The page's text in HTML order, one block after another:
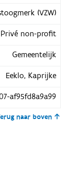
(VZW)
Privé non-profit
Gemeentelijk
Eeklo, Kaprijke
af95fd8a9a99
naar boven